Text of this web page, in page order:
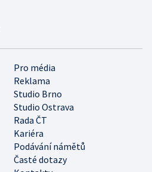
Pro média
Reklama
Studio Brno
Studio Ostrava
Rada ČT
Kariéra
Podávání námětů
Časté dotazy